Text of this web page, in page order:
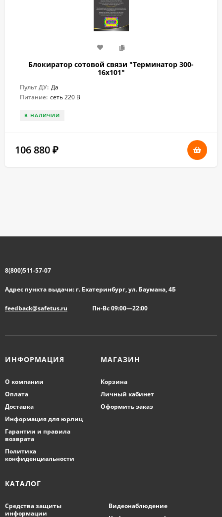
Блокиратор сотовой связи "Терминатор 300-
16х101"
Пульт ДУ: Да
Питание: сеть 220 В
В НАЛИЧИИ
106 880 ₽
8(800)511-57-07
Адрес пункта выдачи: г. Екатеринбург, ул. Баумана, 4Б
feedback@safetus.ru Пн-Вс 09:00—22:00
ИНФОРМАЦИЯ
О компании
Оплата
Доставка
Информация для юрлиц
Гарантии и правила
возврата
Политика
конфиденциальности
МАГАЗИН
Корзина
Личный кабинет
Оформить заказ
КАТАЛОГ
Средства защиты
информации
Видеонаблюдение